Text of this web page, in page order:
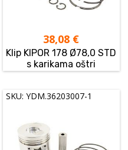
38,08 €
Klip KIPOR 178 Ø78,0 STD
s karikama oštri
SKU: YDM.36203007-1